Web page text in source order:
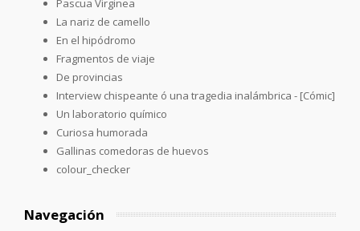
La nariz de camello
En el hipódromo
Fragmentos de viaje
De provincias
Interview chispeante ó una tragedia inalámbrica - [Cómic]
Un laboratorio químico
Curiosa humorada
Gallinas comedoras de huevos
colour_checker
Navegación